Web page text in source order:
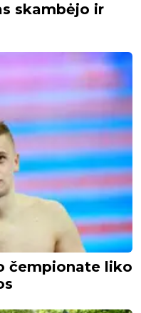
skambėjo ir
čempionate liko